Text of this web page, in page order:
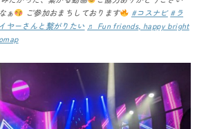
ぁ
ご参加おまちしております #コスナビ #ラ
ヤーさんと繋がりたい ♬ Fun friends, happy bright